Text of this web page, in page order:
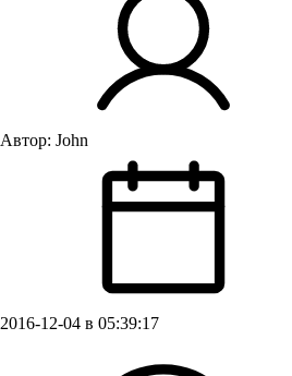
Автор: John
2016-12-04 в 05:39:17